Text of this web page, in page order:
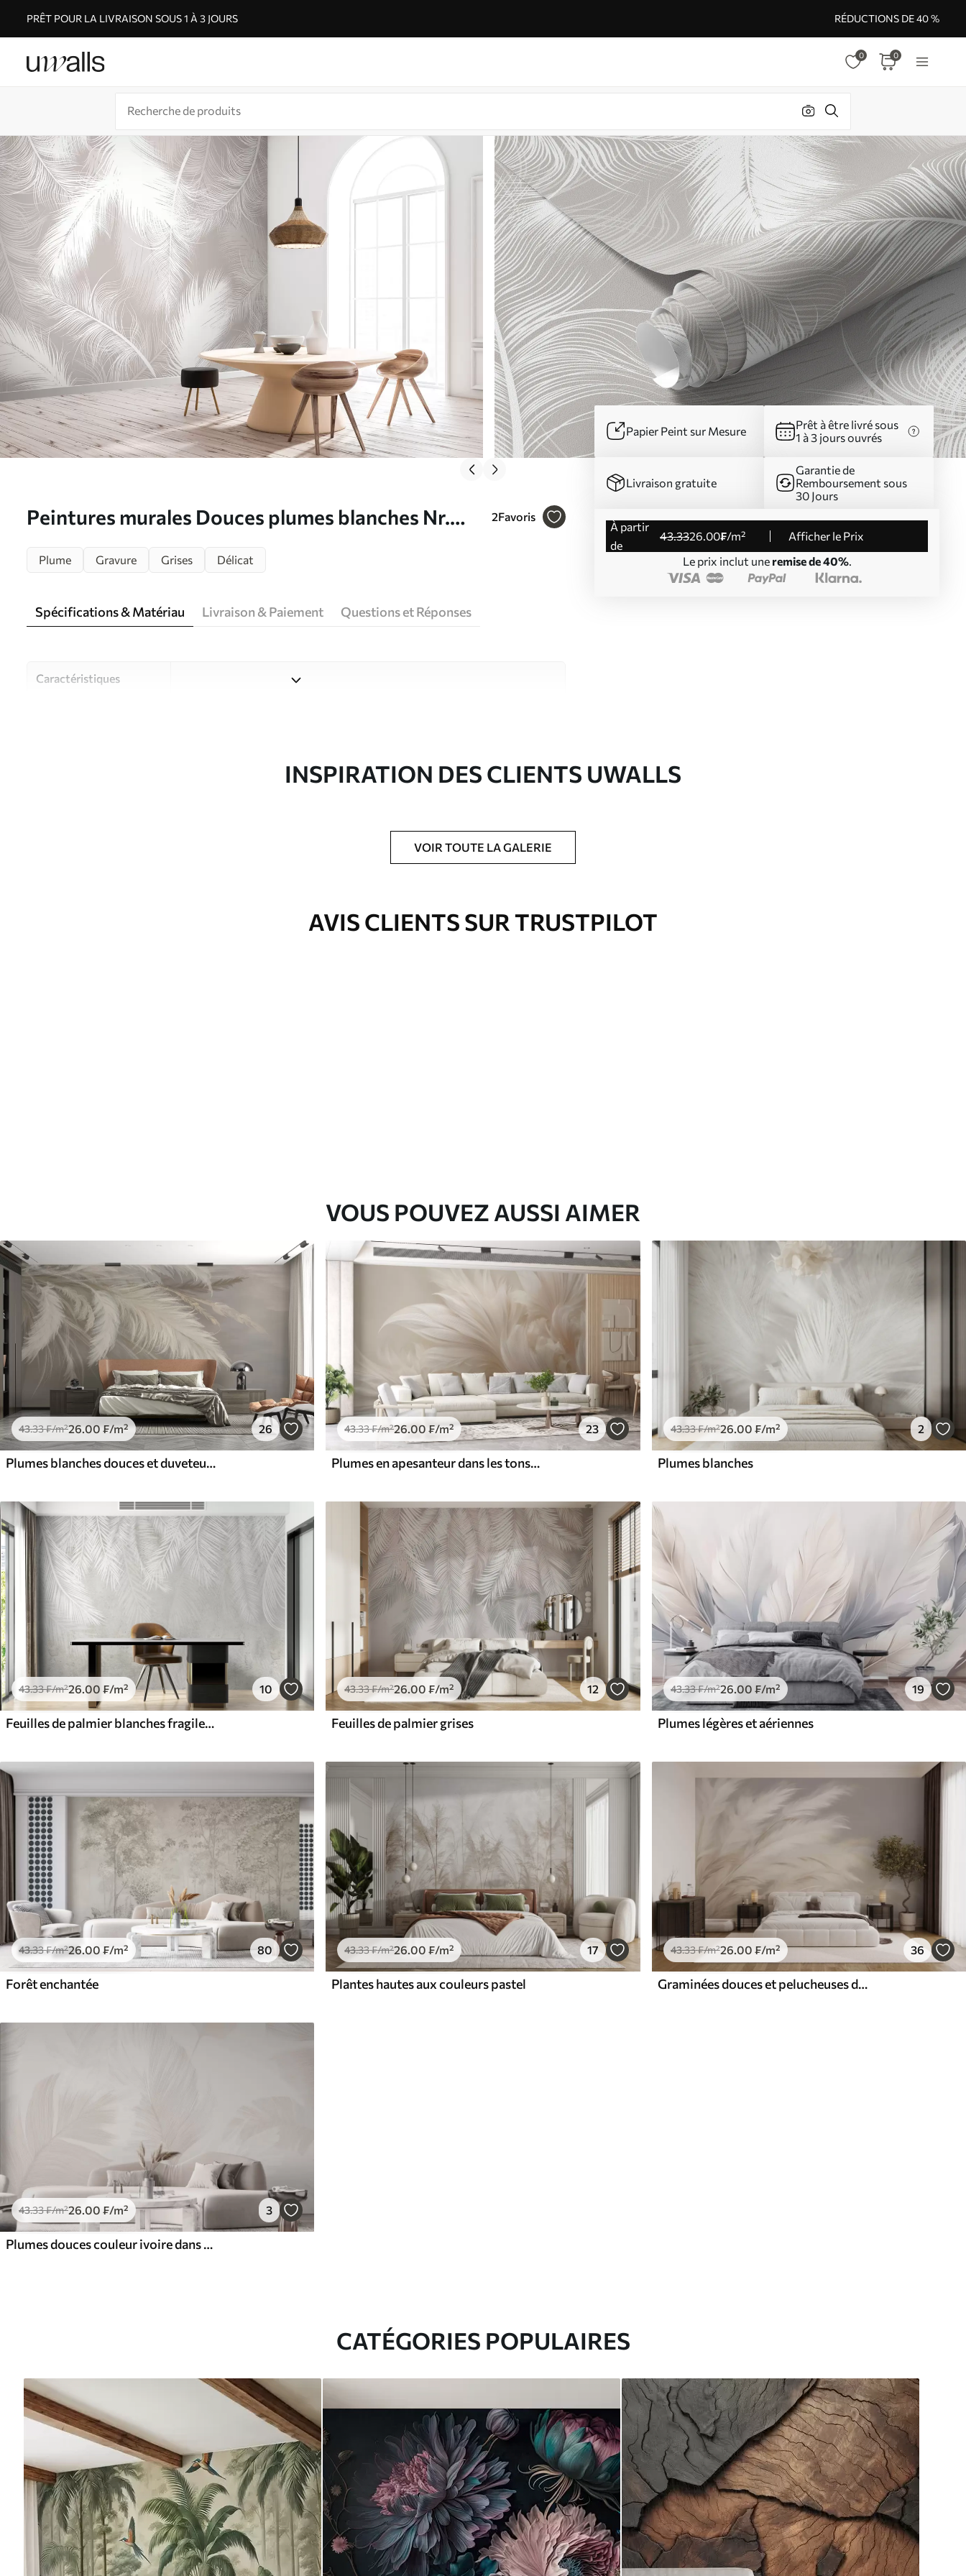
PRÊT POUR LA LIVRAISON SOUS 1 À 3 JOURS RÉDUCTIONS DE 40 %
0 0
Peintures murales Douces plumes blanches Nr.
2Favoris
Papier Peint sur Mesure
Prêt à être livré sous
1 à 3 jours ouvrés
Livraison gratuite
Garantie de
Remboursement sous
30 Jours
à partir
de
43.3326.00₣/m²
Afficher le Prix
Le prix inclut une remise de 40%.
Plume Gravure Grises Délicat
Spécifications & Matériau Livraison & Paiement Questions et Réponses
Caractéristiques
Studio de design Uwalls
Imprimé sur commande et livré en rouleaux jusqu’à 50 cm de large.
INSPIRATION DES CLIENTS UWALLS
VOIR TOUTE LA GALERIE
AVIS CLIENTS SUR TRUSTPILOT
VOUS POUVEZ AUSSI AIMER
43.33₣/m²26 .00₣/m² 26
Plumes blanches douces et duveteuses et fleurs séchées sur un fond beige pastel neutre
43.33₣/m²26 .00 ₣/m² 23
Plumes en apesanteur dans les tons crème vanille
43.33₣/m²26 .00 ₣/m² 2
Plumes blanches
43.33₣/m²26.00 ₣/m² 10
Feuilles de palmier blanches fragiles à la texture grunge
43.33₣/m²26.00 ₣/m² 12
Feuilles de palmier grises
43.33₣/m²26.00 ₣/m² 19
Plumes légères et aériennes
43.33₣/m²26.00 ₣/m² 80
Forêt enchantée
43.33₣/m²26 .00 ₣/m² 17
Plantes hautes aux couleurs pastel
43.33₣/m²26 .00 ₣/m² 36
Graminées douces et pelucheuses dans les tons beige et gris
43.33₣/m²26.00 ₣/m² 3
Plumes douces couleur ivoire dans des tons beige laiteux
CATÉGORIES POPULAIRES